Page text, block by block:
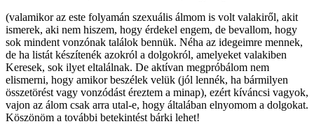
(valamikor az este folyamán szexuális álmom is volt valakiről, akit
ismerek, aki nem hiszem, hogy érdekel engem, de bevallom, hogy
sok mindent vonzónak találok bennük. Néha az idegeimre mennek,
de ha listát készítenék azokról a dolgokról, amelyeket valakiben
Keresek, sok ilyet eltalálnak. De aktívan megpróbálom nem
elismerni, hogy amikor beszélek velük (jól lennék, ha bármilyen
összetörést vagy vonzódást éreztem a minap), ezért kíváncsi vagyok,
vajon az álom csak arra utal-e, hogy általában elnyomom a dolgokat.
Köszönöm a további betekintést bárki lehet!